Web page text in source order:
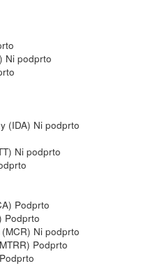
Ni podprto
(IDA) Ni podprto
Ni podprto
Podprto
Podprto
Ni podprto
Podprto